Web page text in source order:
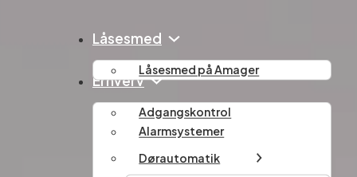
Låsesmed
Låsesmed på Amager
Erhverv
Adgangskontrol
Alarmsystemer
Dørautomatik